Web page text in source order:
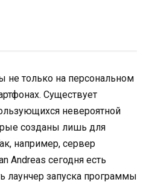
не только на персональном
Существует
невероятной
созданы лишь для
например, сервер
Andreas сегодня есть
лаунчер запуска программы